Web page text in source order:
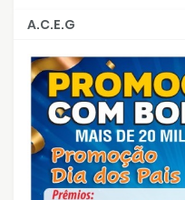
A.C.E.G